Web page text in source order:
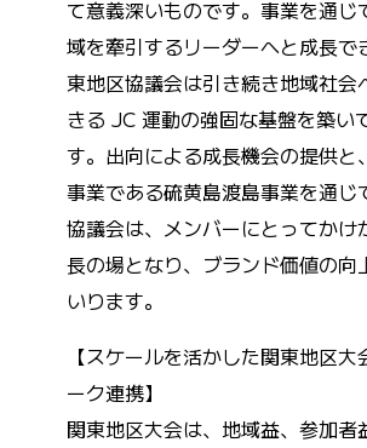
て意義深いものです。事業を通じ
域を牽引するリーダーへと成長で
東地区協議会は引き続き地域社会
きる JC 運動の強固な基盤を築い
す。出向による成長機会の提供と
事業である硫黄島渡島事業を通じ
協議会は、メンバーにとってかけ
長の場となり、ブランド価値の向
いります。
【スケールを活かした関東地区
ーク連携】
関東地区大会は、地域益、参加者